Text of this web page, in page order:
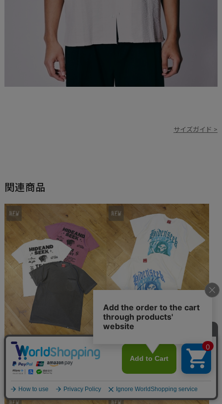
サイズガイド >
関連商品
Hide and Seek　「Team Pocket
S/S Tee」　プリントポケットテ
ィーシャツ
Hide and Seek　「Reaper S/S
Tee」　プリントティーシャツ
¥8,800(税込)